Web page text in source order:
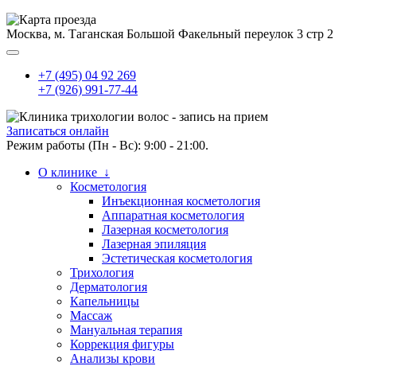
Москва, м. Таганская Большой Факельный переулок 3 стр 2
+7 (495) 04 92 269
+7 (926) 991-77-44
Записаться онлайн
Режим работы (Пн - Вс): 9:00 - 21:00.
О клинике ↓
Косметология
Инъекционная косметология
Аппаратная косметология
Лазерная косметология
Лазерная эпиляция
Эстетическая косметология
Трихология
Дерматология
Капельницы
Массаж
Мануальная терапия
Коррекция фигуры
Анализы крови